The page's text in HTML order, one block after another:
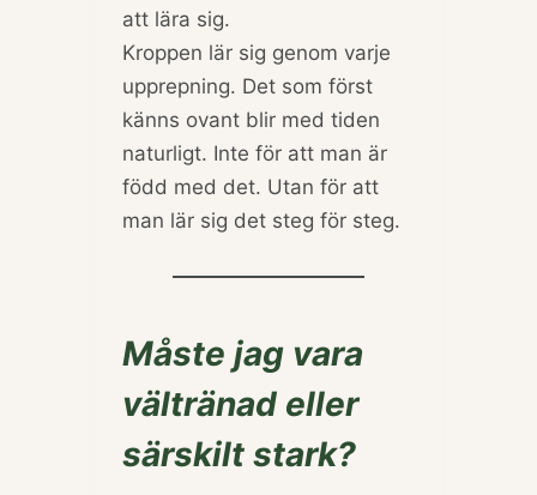
att lära sig.
Kroppen lär sig genom varje
upprepning. Det som först
känns ovant blir med tiden
naturligt. Inte för att man är
född med det. Utan för att
man lär sig det steg för steg.
Måste jag vara
vältränad eller
särskilt stark?